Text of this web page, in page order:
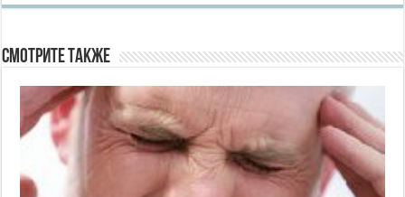
Смотрите также